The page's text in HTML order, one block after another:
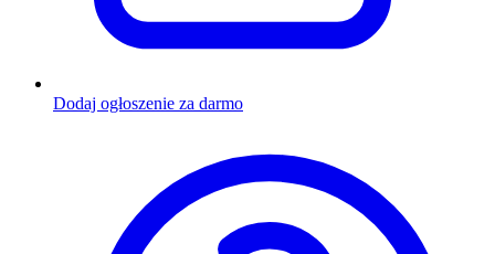
Dodaj ogłoszenie za darmo